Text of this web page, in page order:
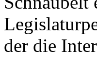
der die